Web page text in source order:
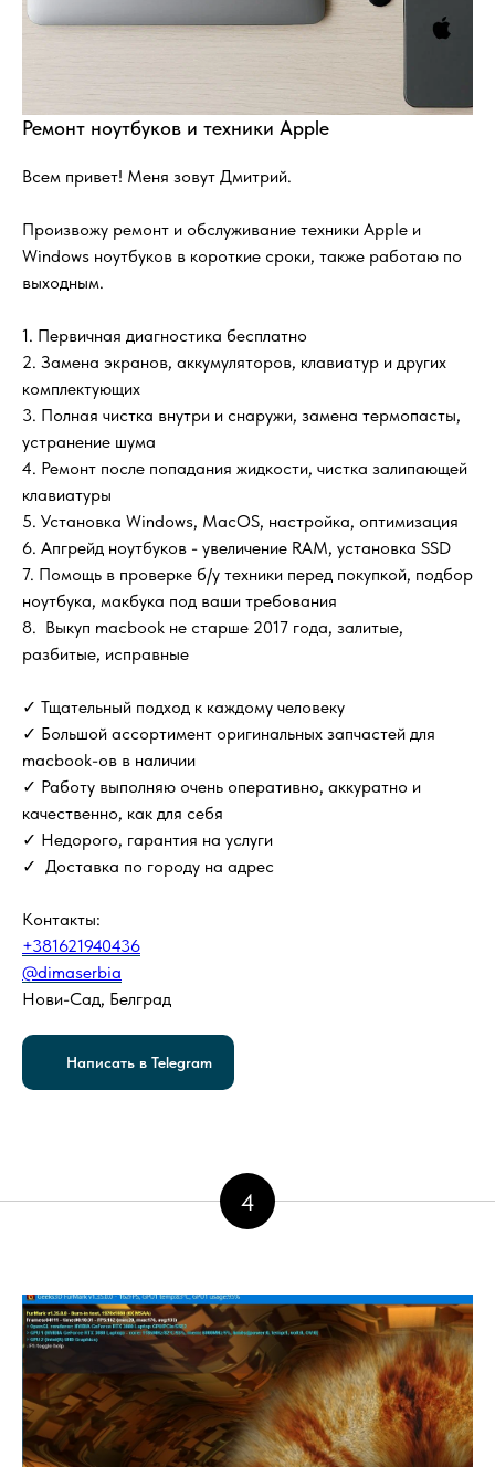
Ремонт ноутбуков и техники Apple
Всем привет! Меня зовут Дмитрий.
Произвожу ремонт и обслуживание техники Apple и
Windows ноутбуков в короткие сроки, также работаю по
выходным.
1. Первичная диагностика бесплатно
2. Замена экранов, аккумуляторов, клавиатур и других
комплектующих
3. Полная чистка внутри и снаружи, замена термопасты,
устранение шума
4. Ремонт после попадания жидкости, чистка залипающей
клавиатуры
5. Установка Windows, MacOS, настройка, оптимизация
6. Апгрейд ноутбуков - увеличение RAM, установка SSD
7. Помощь в проверке б/у техники перед покупкой, подбор
ноутбука, макбука под ваши требования
8. Выкуп macbook не старше 2017 года, залитые,
разбитые, исправные
✓ Тщательный подход к каждому человеку
✓ Большой ассортимент оригинальных запчастей для
macbook-ов в наличии
✓ Работу выполняю очень оперативно, аккуратно и
качественно, как для себя
✓ Недорого, гарантия на услуги
✓ Доставка по городу на адрес
Контакты:
+381621940436
@dimaserbia
Нови-Сад, Белград
Написать в Telegram
4